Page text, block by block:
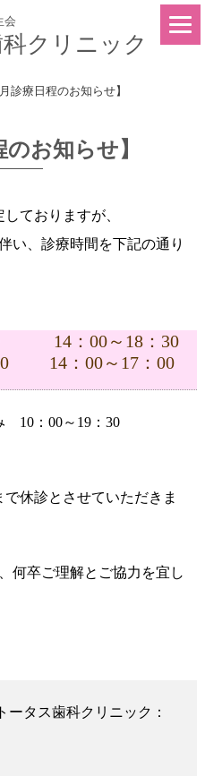
会
クリニック
月診療日程のお知らせ】
のお知らせ】
ておりますが、
い、診療時間を下記の通り
14：00～18：30
14：00～17：00
10：00～19：30
で休診とさせていただきま
何卒ご理解とご協力を宜し
ータス歯科クリニック：